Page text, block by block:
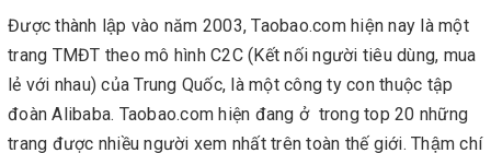
Được thành lập vào năm 2003, Taobao.com hiện nay là một
trang TMĐT theo mô hình C2C (Kết nối người tiêu dùng, mua
lẻ với nhau) của Trung Quốc, là một công ty con thuộc tập
đoàn Alibaba. Taobao.com hiện đang ở trong top 20 những
trang được nhiều người xem nhất trên toàn thế giới. Thậm chí